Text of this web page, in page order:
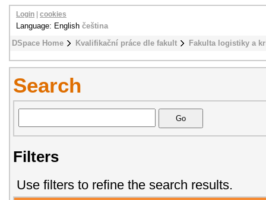
DSpace Home Kvalifikační práce dle fakult Fakulta logistiky a
Login cookies
Language: English čeština
Search
Filters
Use filters to refine the search results.